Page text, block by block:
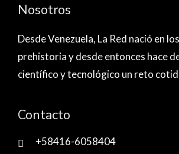
Nosotros
Desde Venezuela, La Red nació en
prehistoria y desde entonces hace
científico y tecnológico un reto
Contacto
+58416-6058404